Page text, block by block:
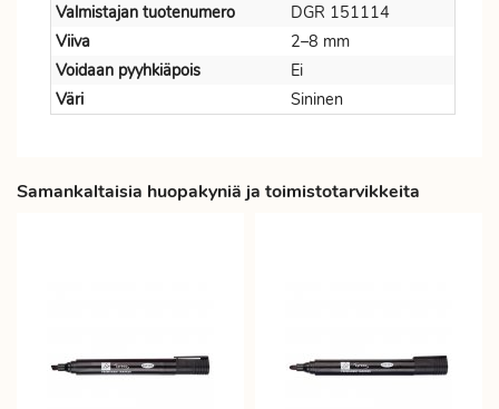
Valmistajan tuotenumero
DGR 151114
Viiva
2–8 mm
Voidaan pyyhkiäpois
Ei
Väri
Sininen
Samankaltaisia huopakyniä ja toimistotarvikkeita